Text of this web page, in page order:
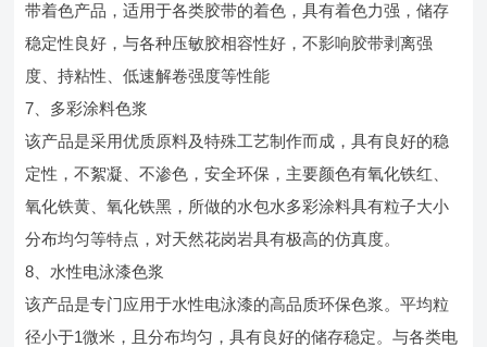
带着色产品，适用于各类胶带的着色，具有着色力强，储存
稳定性良好，与各种压敏胶相容性好，不影响胶带剥离强
度、持粘性、低速解卷强度等性能
7、多彩涂料色浆
该产品是采用优质原料及特殊工艺制作而成，具有良好的稳
定性，不絮凝、不渗色，安全环保，主要颜色有氧化铁红、
氧化铁黄、氧化铁黑，所做的水包水多彩涂料具有粒子大小
分布均匀等特点，对天然花岗岩具有极高的仿真度。
8、水性电泳漆色浆
该产品是专门应用于水性电泳漆的高品质环保色浆。平均粒
径小于1微米，且分布均匀，具有良好的储存稳定。与各类电